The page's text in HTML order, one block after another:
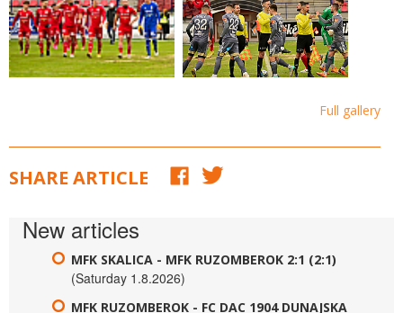
Full gallery
SHARE ARTICLE
New articles
MFK SKALICA - MFK RUZOMBEROK 2:1 (2:1)
(Saturday 1.8.2026)
MFK RUZOMBEROK - FC DAC 1904 DUNAJSKA